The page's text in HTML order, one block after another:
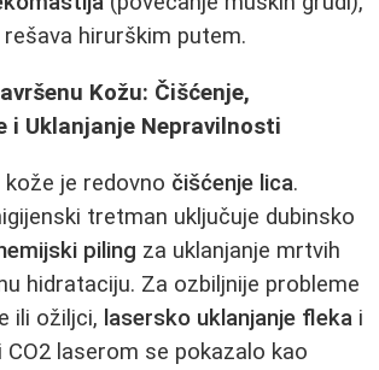
hirurškim putem.
Kožu: Čišćenje,
i Uklanjanje Nepravilnosti
je redovno čišćenje lica.
tretman uključuje dubinsko
piling za uklanjanje mrtvih
hidrataciju. Za ozbiljnije probleme
ili ožiljci, lasersko uklanjanje fleka i
CO2 laserom se pokazalo kao